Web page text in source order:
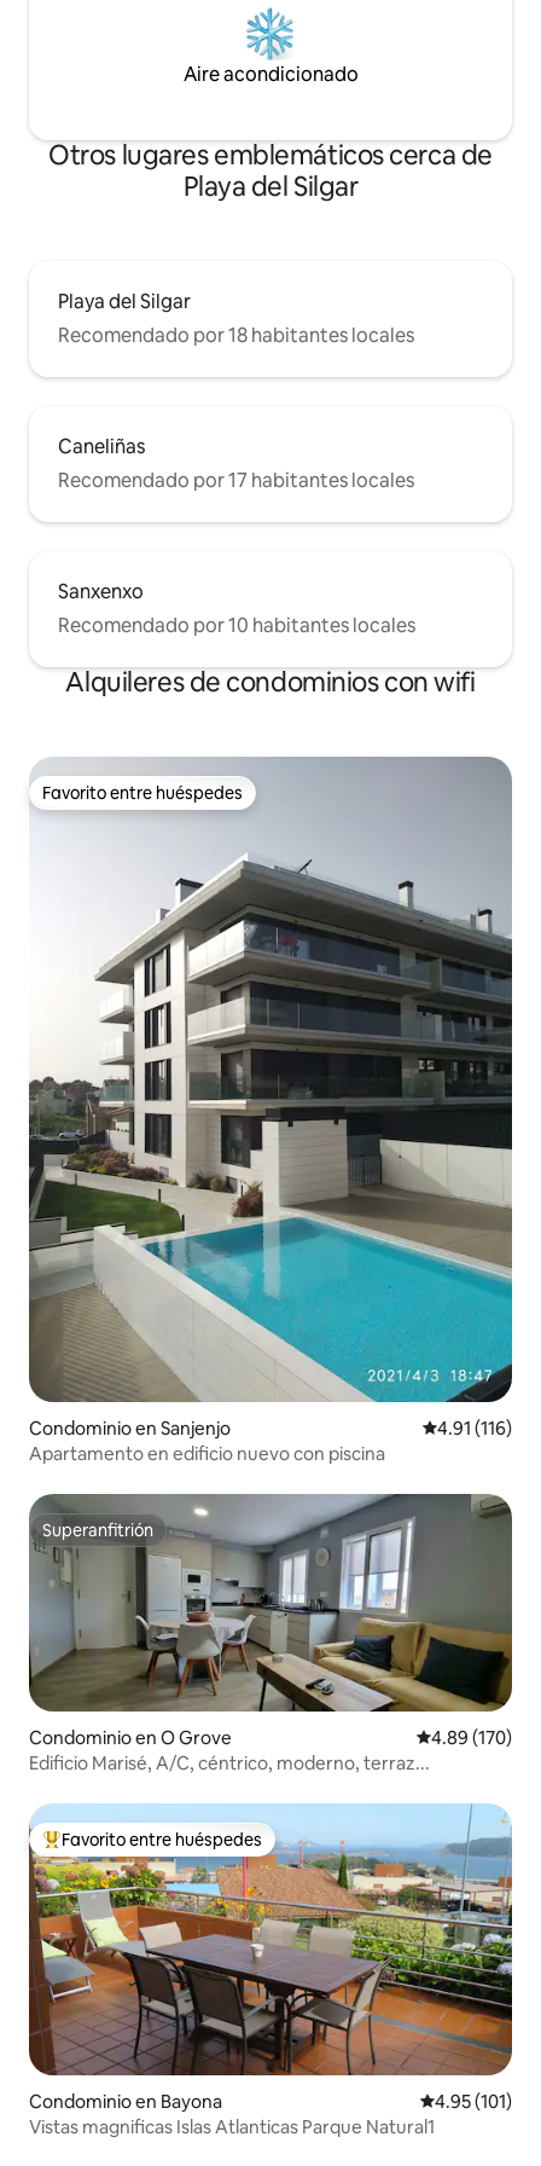
Aire acondicionado
Otros lugares emblemáticos cerca de
Playa del Silgar
Playa del Silgar
Recomendado por 18 habitantes locales
Caneliñas
Recomendado por 17 habitantes locales
Sanxenxo
Recomendado por 10 habitantes locales
Alquileres de condominios con wifi
Favorito entre huéspedes
Favorito entre huéspedes
Condominio en Sanjenjo Calificación
4.91 (116)
Apartamento en edificio nuevo con piscina
Superanfitrión
Superanfitrión
Condominio en O Grove Calificación
4.89 (170)
Edificio Marisé, A/C, céntrico, moderno, terraz...
De los mejores en Favorito entre huéspedes
Favorito entre huéspedes
Condominio en Bayona Calificación
4.95 (101)
Vistas magnificas Islas Atlanticas Parque Natural1